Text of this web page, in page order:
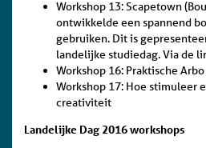
Workshop 13: Scapetown
ontwikkelde een spannend
gebruiken. Dit is
landelijke studiedag. Via de
Workshop 16: Praktische
Workshop 17: Hoe stimuleer
creativiteit
Landelijke Dag 2016 workshops